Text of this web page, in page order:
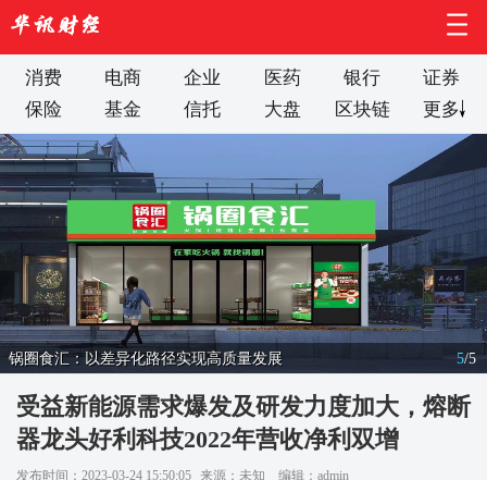
消费 电商 企业 医药 银行
证券
保险
基金 信托 大盘 区块链 更多
锅圈食汇：以差异化路径实现高质量发展 5/5
受益新能源需求爆发及研发力度加大，熔断
器龙头好利科技2022年营收净利双增
发布时间：2023-03-24 15:50:05 来源：未知 编辑：admin